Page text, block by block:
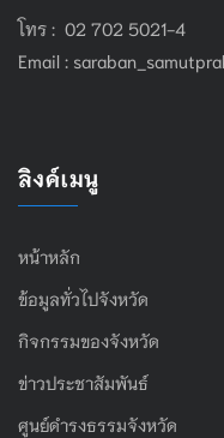
โทร : 02 702 5021-4
Email :
ลิงค์เมนู
หน้าหลัก
ข้อมูลทั่วไปจังหวัด
กิจกรรมของจังหวัด
ข่าวประชาสัมพันธ์
ศูนย์ดำรงธรรมจังหวัด